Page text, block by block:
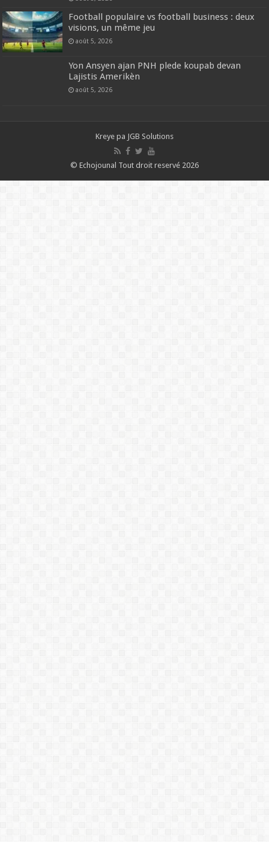
Football populaire vs football business : deux
visions, un même jeu
août 5, 2026
Yon Ansyen ajan PNH plede koupab devan
Lajistis Amerikèn
août 5, 2026
Kreye pa JGB Solutions
© Echojounal Tout droit reservé 2026